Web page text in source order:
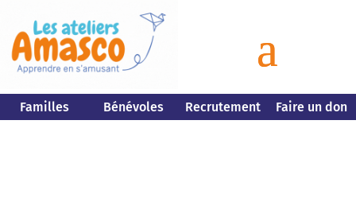
Familles Bénévoles Recrutement Faire un don